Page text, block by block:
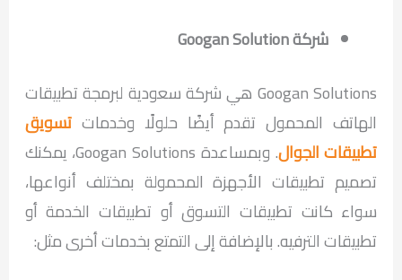
شركة Googan Solution
Googan Solutions هي شركة سعودية لبرمجة تطبيقات
الهاتف المحمول تقدم أيضًا حلولًا وخدمات تسويق
تطبيقات الجوال
. وبمساعدة Googan Solutions، يمكنك
تصميم تطبيقات الأجهزة المحمولة بمختلف أنواعها،
سواء كانت تطبيقات التسوق أو تطبيقات الخدمة أو
تطبيقات الترفيه. بالإضافة إلى التمتع بخدمات أخرى مثل: